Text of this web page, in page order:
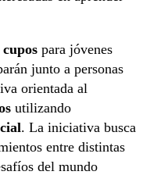
cupos para jóvenes
junto a personas
orientada al
utilizando
. La iniciativa busca
entre distintas
del mundo